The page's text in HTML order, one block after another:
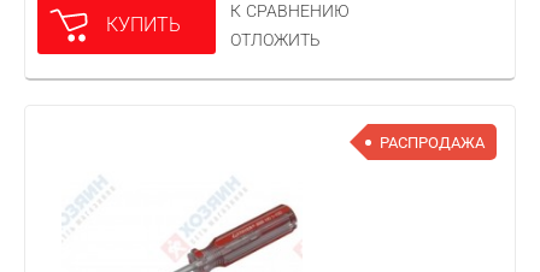
КУПИТЬ
К СРАВНЕНИЮ
ОТЛОЖИТЬ
РАСПРОДАЖА